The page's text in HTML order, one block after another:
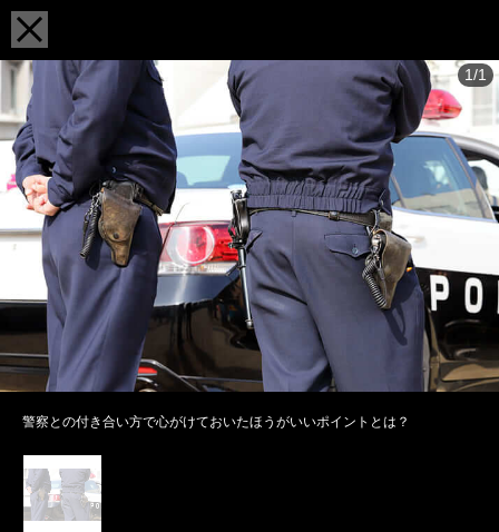
1/1
警察との付き合い方で心がけておいたほうがいいポイントとは？